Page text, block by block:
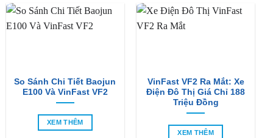
So Sánh Chi Tiết Baojun
E100 Và VinFast VF2
XEM THÊM
VinFast VF2 Ra Mắt: Xe
Điện Đô Thị Giá Chỉ 188
Triệu Đồng
XEM THÊM